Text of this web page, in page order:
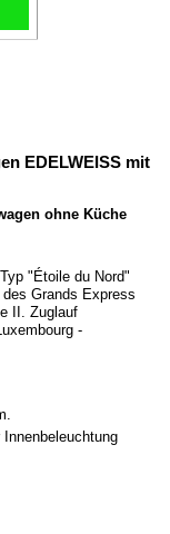
EDELWEISS mit
ohne Küche
"Étoile du Nord"
Grands Express
II. Zuglauf
-